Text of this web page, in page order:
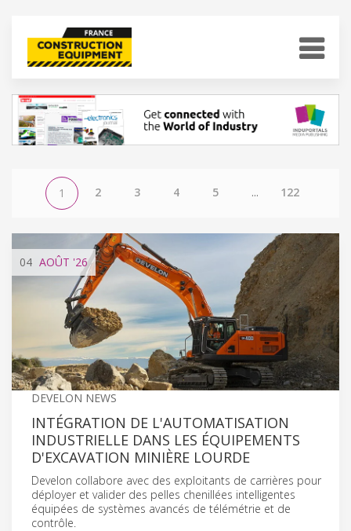
1 2 3 4 5 ... 122
04 AOÛT '26
DEVELON NEWS
INTÉGRATION DE L'AUTOMATISATION
INDUSTRIELLE DANS LES ÉQUIPEMENTS
D'EXCAVATION MINIÈRE LOURDE
Develon collabore avec des exploitants de carrières pour
déployer et valider des pelles chenillées intelligentes
équipées de systèmes avancés de télémétrie et de
contrôle.